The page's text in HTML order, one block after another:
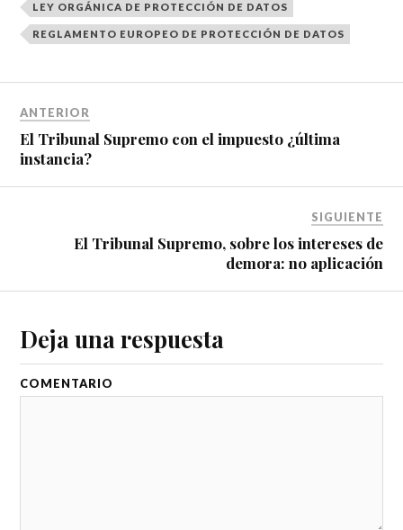
LEY ORGÁNICA DE PROTECCIÓN DE DATOS
REGLAMENTO EUROPEO DE PROTECCIÓN DE DATOS
ANTERIOR
El Tribunal Supremo con el impuesto ¿última
instancia?
SIGUIENTE
El Tribunal Supremo, sobre los intereses de
demora: no aplicación
Deja una respuesta
COMENTARIO